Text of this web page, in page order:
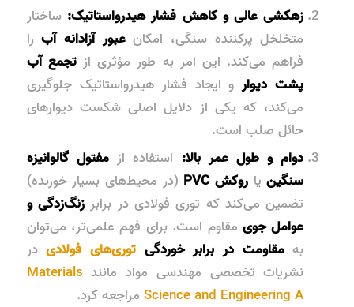
زهکشی عالی و کاهش فشار هیدرواستاتیک: ساختار
متخلخل پرکننده سنگی، امکانعبور آزادانه آبرا
فراهم می‌کند. این امر به طور مؤثری ازتجمع آب
پشت دیوارو ایجاد فشار هیدرواستاتیک جلوگیری
می‌کند، که یکی از دلایل اصلی شکست دیوارهای
حائل صلب است.
دوام و طول عمر بالا: استفاده ازمفتول گالوانیزه
سنگینیا روکش PVC
(در محیط‌های بسیار خورنده)
تضمین می‌کند که توری فولادی در برابرزنگ‌زدگی و
عوامل جویمقاوم است. برای فهم علمی‌تر، می‌توان
بهمقاومت در برابر خوردگیتوری‌های فولادیدر
نشریات تخصصی مهندسی مواد مانند Materials
Science and Engineering Aمراجعه کرد.